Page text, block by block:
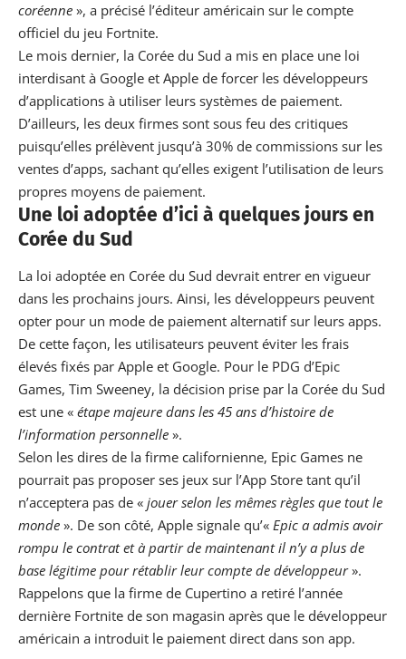
coréenne », a précisé l’éditeur américain sur le compte
officiel du jeu Fortnite.
Le mois dernier, la Corée du Sud a mis en place une loi
interdisant à Google et Apple de forcer les développeurs
d’applications à utiliser leurs systèmes de paiement.
D’ailleurs, les deux firmes sont sous feu des critiques
puisqu’elles prélèvent jusqu’à 30% de commissions sur les
ventes d’apps, sachant qu’elles exigent l’utilisation de leurs
propres moyens de paiement.
Une loi adoptée d’ici à quelques jours en
Corée du Sud
La loi adoptée en Corée du Sud devrait entrer en vigueur
dans les prochains jours. Ainsi, les développeurs peuvent
opter pour un mode de paiement alternatif sur leurs apps.
De cette façon, les utilisateurs peuvent éviter les frais
élevés fixés par Apple et Google. Pour le PDG d’Epic
Games, Tim Sweeney, la décision prise par la Corée du Sud
est une « étape majeure dans les 45 ans d’histoire de
l’information personnelle ».
Selon les dires de la firme californienne, Epic Games ne
pourrait pas proposer ses jeux sur l’App Store tant qu’il
n’acceptera pas de « jouer selon les mêmes règles que tout le
monde ». De son côté, Apple signale qu’« Epic a admis avoir
rompu le contrat et à partir de maintenant il n’y a plus de
base légitime pour rétablir leur compte de développeur».
Rappelons que la firme de Cupertino a retiré l’année
dernière Fortnite de son magasin après que le développeur
américain a introduit le paiement direct dans son app.